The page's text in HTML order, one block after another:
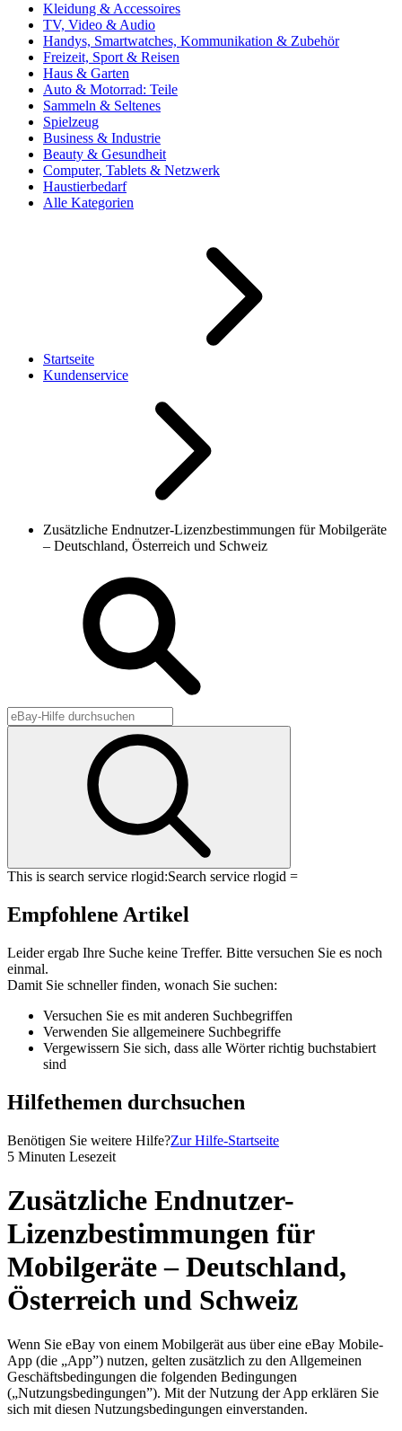
Kleidung & Accessoires
TV, Video & Audio
Handys, Smartwatches, Kommunikation & Zubehör
Freizeit, Sport & Reisen
Haus & Garten
Auto & Motorrad: Teile
Sammeln & Seltenes
Spielzeug
Business & Industrie
Beauty & Gesundheit
Computer, Tablets & Netzwerk
Haustierbedarf
Alle Kategorien
Startseite
Kundenservice
Zusätzliche Endnutzer-Lizenzbestimmungen für Mobilgeräte
– Deutschland, Österreich und Schweiz
This is search service rlogid:Search service rlogid =
Empfohlene Artikel
Leider ergab Ihre Suche keine Treffer. Bitte versuchen Sie es noch
einmal.
Damit Sie schneller finden, wonach Sie suchen:
Versuchen Sie es mit anderen Suchbegriffen
Verwenden Sie allgemeinere Suchbegriffe
Vergewissern Sie sich, dass alle Wörter richtig buchstabiert
sind
Hilfethemen durchsuchen
Benötigen Sie weitere Hilfe?Zur Hilfe-Startseite
5 Minuten Lesezeit
Zusätzliche Endnutzer-
Lizenzbestimmungen für
Mobilgeräte – Deutschland,
Österreich und Schweiz
Wenn Sie eBay von einem Mobilgerät aus über eine eBay Mobile-
App (die „App”) nutzen, gelten zusätzlich zu den Allgemeinen
Geschäftsbedingungen die folgenden Bedingungen
(„Nutzungsbedingungen”). Mit der Nutzung der App erklären Sie
sich mit diesen Nutzungsbedingungen einverstanden.